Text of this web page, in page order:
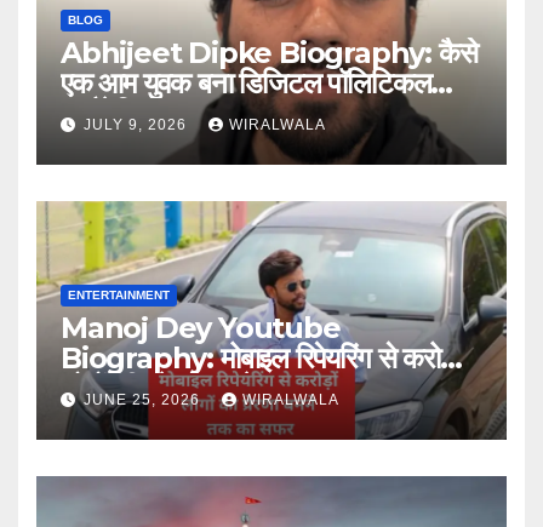
BLOG
Abhijeet Dipke Biography: कैसे
एक आम युवक बना डिजिटल पॉलिटिकल
स्ट्रैटेजिस्ट
JULY 9, 2026 WIRALWALA
ENTERTAINMENT
Manoj Dey Youtube
Biography: मोबाइल रिपेयरिंग से करोड़ों
लोगों की प्रेरणा बनने तक का सफर
JUNE 25, 2026 WIRALWALA